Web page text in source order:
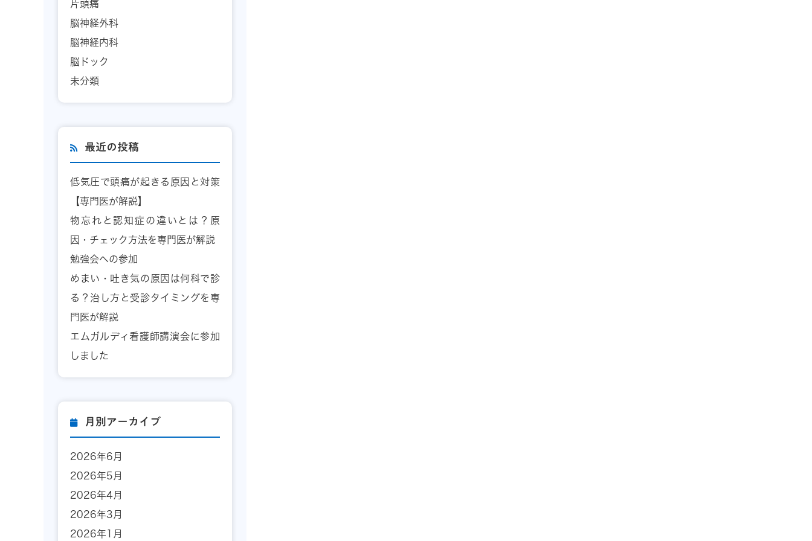
片頭痛
脳神経外科
脳神経内科
脳ドック
未分類
最近の投稿
低気圧で頭痛が起きる原因と対策
【専門医が解説】
物忘れと認知症の違いとは？原
因・チェック方法を専門医が解説
勉強会への参加
めまい・吐き気の原因は何科で診
る？治し方と受診タイミングを専
門医が解説
エムガルディ看護師講演会に参加
しました
月別アーカイブ
2026年6月
2026年5月
2026年4月
2026年3月
2026年1月